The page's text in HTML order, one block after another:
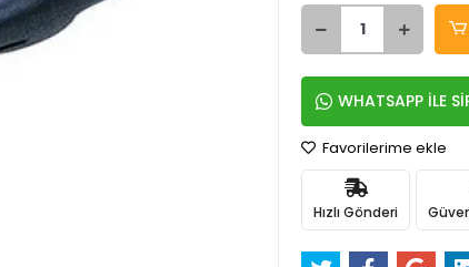
WHATSAPP İLE
Favorilerime ekle
Hızlı Gönderi